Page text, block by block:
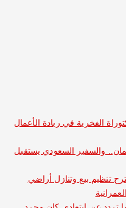
في ريادة الأعمال
السعودي يستقبل
وتنازل أراضي